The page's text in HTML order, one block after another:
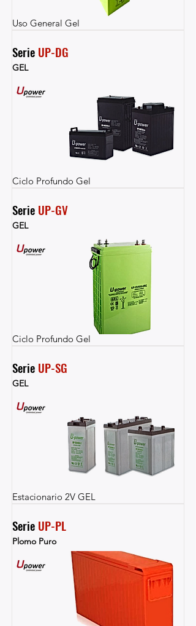
Uso General Gel
Serie UP-DG
GEL
Ciclo Profundo Gel
Serie UP-GV
GEL
Ciclo Profundo Gel
Serie UP-SG
GEL
Estacionario 2V GEL
Serie UP-PL
Plomo Puro